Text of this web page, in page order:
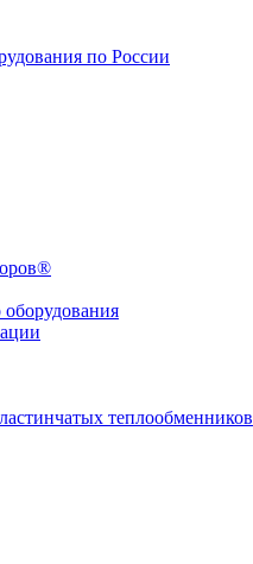
оборудования
теплообменников